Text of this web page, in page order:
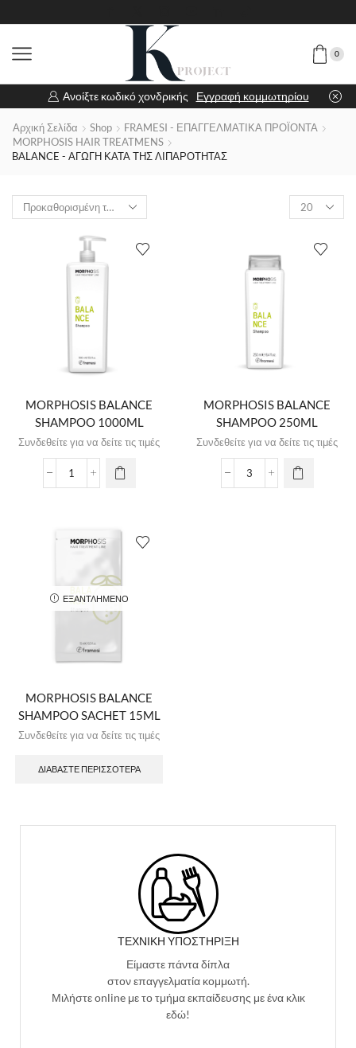
0
Ανοίξτε κωδικό χονδρικής Εγγραφή κομμωτηρίου
Αρχική Σελίδα Shop
FRAMESI - ΕΠΑΓΓΕΛΜΑΤΙΚΑ ΠΡΟΪΟΝΤΑ
MORPHOSIS HAIR TREATMENS
BALANCE - ΑΓΩΓΗ ΚΑΤΑ ΤΗΣ ΛΙΠΑΡΟΤΗΤΑΣ
MORPHOSIS BALANCE
SHAMPOO 1000ML
Συνδεθείτε για να δείτε τις τιμές
MORPHOSIS BALANCE
SHAMPOO 250ML
Συνδεθείτε για να δείτε τις τιμές
ΕΞΑΝΤΛΗΜΈΝΟ
MORPHOSIS BALANCE
SHAMPOO SACHET 15ML
Συνδεθείτε για να δείτε τις τιμές
ΔΙΑΒΆΣΤΕ ΠΕΡΙΣΣΌΤΕΡΑ
ΤΕΧΝΙΚΉ ΥΠΟΣΤΉΡΙΞΗ
Είμαστε πάντα δίπλα
στον επαγγελματία κομμωτή.
Μιλήστε online με το τμήμα εκπαίδευσης με ένα κλικ
εδώ!